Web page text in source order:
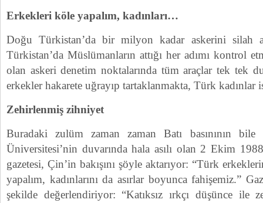
Erkekleri köle yapalım, kadınları…
Doğu Türkistan’da bir milyon kadar askerini silah
Türkistan’da Müslümanların attığı her adımı kontrol
olan askeri denetim noktalarında tüm araçlar tek tek
erkekler hakarete uğrayıp tartaklanmakta, Türk kadınlar
Zehirlenmiş zihniyet
Buradaki zulüm zaman zaman Batı basınının
Üniversitesi’nin duvarında hala asılı olan 2 Ekim
gazetesi, Çin’in bakışını şöyle aktarıyor: “Türk
yapalım, kadınlarını da asırlar boyunca fahişemiz.”
şekilde değerlendiriyor: “Katıksız ırkçı düşünce ile